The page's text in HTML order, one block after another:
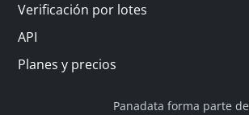
Verificación por lotes
API
Planes y precios
Panadata forma parte de